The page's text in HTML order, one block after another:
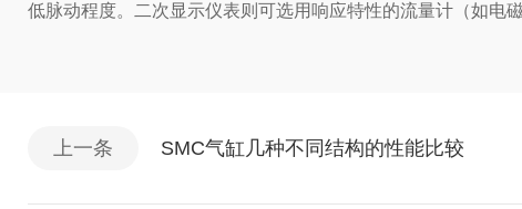
低脉动程度。二次显示仪表则可选用响应特性的流量计（如电
上一条 SMC气缸几种不同结构的性能比较